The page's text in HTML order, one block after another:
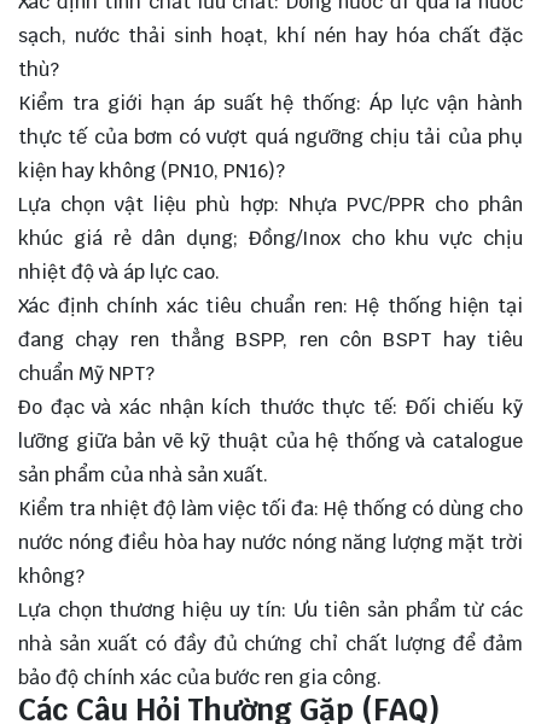
sạch, nước thải sinh hoạt, khí nén hay hóa chất đặc
thù?
Kiểm tra giới hạn áp suất hệ thống: Áp lực vận hành
thực tế của bơm có vượt quá ngưỡng chịu tải của phụ
kiện hay không (PN10, PN16)?
Lựa chọn vật liệu phù hợp: Nhựa PVC/PPR cho phân
khúc giá rẻ dân dụng; Đồng/Inox cho khu vực chịu
nhiệt độ và áp lực cao.
Xác định chính xác tiêu chuẩn ren: Hệ thống hiện tại
đang chạy ren thẳng BSPP, ren côn BSPT hay tiêu
chuẩn Mỹ NPT?
Đo đạc và xác nhận kích thước thực tế: Đối chiếu kỹ
lưỡng giữa bản vẽ kỹ thuật của hệ thống và catalogue
sản phẩm của nhà sản xuất.
Kiểm tra nhiệt độ làm việc tối đa: Hệ thống có dùng cho
nước nóng điều hòa hay nước nóng năng lượng mặt trời
không?
Lựa chọn thương hiệu uy tín: Ưu tiên sản phẩm từ các
nhà sản xuất có đầy đủ chứng chỉ chất lượng để đảm
bảo độ chính xác của bước ren gia công.
Các Câu Hỏi Thường Gặp (FAQ)